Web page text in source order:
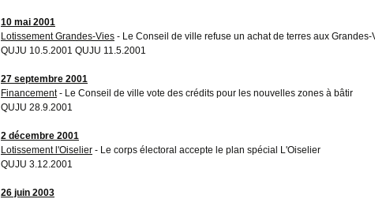
10 mai 2001
Lotissement Grandes-Vies - Le Conseil de ville refuse un achat de terres aux Grandes-
QUJU 10.5.2001 QUJU 11.5.2001
27 septembre 2001
Financement- Le Conseil de ville vote des crédits pour les nouvelles zones à bâtir
QUJU 28.9.2001
2 décembre 2001
Lotissement l'Oiselier - Le corps électoral accepte le plan spécial L'Oiselier
QUJU 3.12.2001
26 juin 2003